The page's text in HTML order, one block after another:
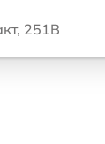
251В